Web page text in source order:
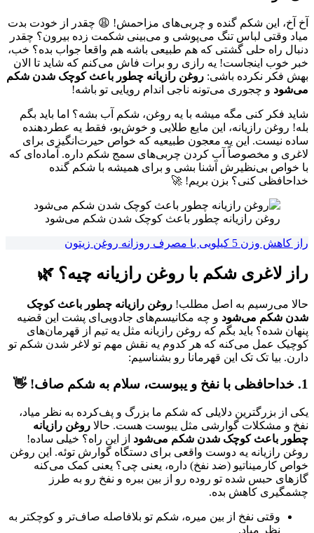
آخ آخ، این شکم گنده و چربی‌های مزاحمش! 😩 چقدر از خودت بدت
میاد وقتی لباس تنگ می‌پوشی و می‌بینی شکمت زده بیرون؟ چقدر
دنبال راه حلی گشتی که هم طبیعی باشه هم واقعا جواب بده؟ خب،
خبر خوب اینجاست! یه رازی رو برات فاش می‌کنم که شاید تا الان
بهش فکر نکرده باشی: روغن رازیانه چطور باعث کوچک شدن شکم
می‌شود و چجوری می‌تونه ناجی اندام رویایی تو باشه!
شاید فکر کنی مگه میشه با یه روغن، شکم آب بشه؟ اما باید بگم
بله! روغن رازیانه، این مایع طلایی و خوش‌بو، فقط یه عطردهنده
ساده نیست. این یه معجون طبیعیه که خواص حیرت‌انگیزی برای
لاغری و مخصوصاً آب کردن چربی‌های سمج شکم داره. آماده‌ای که
با خواص بی‌نظیرش آشنا بشی و برای همیشه با شکم گنده
خداحافظی کنی؟ بزن بریم! 🚀
روغن رازیانه چطور باعث کوچک شدن شکم می‌شود
راز کاهش وزن 5 کیلویی با مصرف روزانه روغن زیتون
راز لاغری شکم با روغن رازیانه چیه؟ 🌿
حالا می‌رسیم به اصل مطلب! روغن رازیانه چطور باعث کوچک
شدن شکم می‌شود و چه مکانیسم‌های جادویی‌ای پشت این قضیه
پنهان شده؟ باید بگم که روغن رازیانه مثل یه تیم از قهرمان‌های
کوچیک عمل می‌کنه که هر کدوم یه نقش مهم تو لاغر شدن شکم تو
دارن. بیا تک تک این قهرمانا رو بشناسیم:
1. خداحافظی با نفخ و یبوست، سلام به شکم صاف! 👋
یکی از بزرگترین دلایلی که شکم ما بزرگ و پف‌کرده به نظر میاد،
نفخ و مشکلات گوارشی مثل یبوست هست. حالا روغن رازیانه
چطور باعث کوچک شدن شکم می‌شود از این راه؟ خیلی ساده!
روغن رازیانه یه دوست واقعی برای دستگاه گوارش توئه. این روغن
خواص کارمیناتیو (ضد نفخ) داره، یعنی چی؟ یعنی کمک می‌کنه
گازهای حبس شده تو روده رو از بین ببره و نفخ رو به طرز
چشمگیری کاهش بده.
وقتی نفخ از بین میره، شکم تو بلافاصله صاف‌تر و کوچکتر به
نظر میاد.